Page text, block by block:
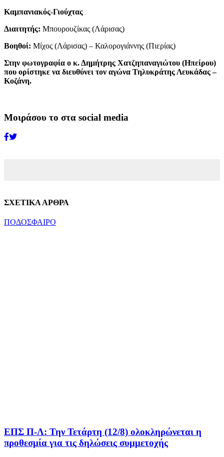
Καμπανιακός-Γιούχτας
Διαιτητής: Μπουρουζίκας (Λάρισας)
Βοηθοί: Μίχος (Λάρισας) – Καλορογιάννης (Πιερίας)
Στην φωτογραφία ο κ. Δημήτρης Χατζηπαναγιώτου (Ηπείρου)
που ορίστηκε να διευθύνει τον αγώνα Τηλυκράτης Λευκάδας –
Κοζάνη.
Μοιράσου το στα social media
ΣΧΕΤΙΚΑ ΑΡΘΡΑ
ΠΟΔΟΣΦΑΙΡΟ
ΕΠΣ Π-Λ: Την Τετάρτη (12/8) ολοκληρώνεται η
προθεσμία για τις δηλώσεις συμμετοχής